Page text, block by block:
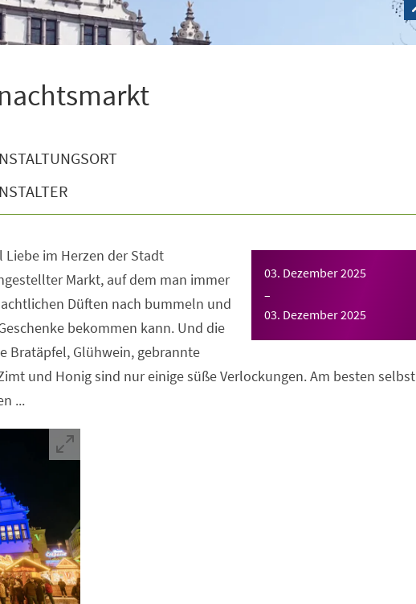
03. Dezember 2025
–
03. Dezember 2025
Liebe im Herzen der Stadt
Markt, auf dem man immer
Düften nach bummeln und
bekommen kann. Und die
Bratäpfel, Glühwein, gebrannte
und Honig sind nur einige süße Verlockungen. Am besten selbst
...